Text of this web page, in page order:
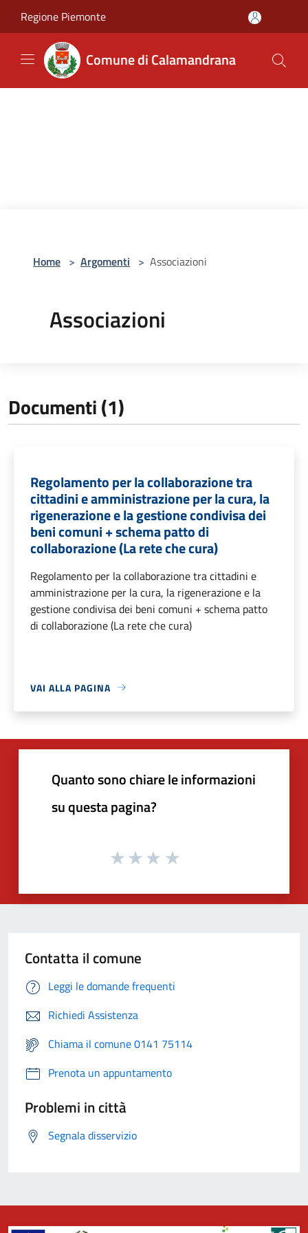
Regione Piemonte
Comune di Calamandrana
Home > Argomenti > Associazioni
Associazioni
Documenti (1)
Regolamento per la collaborazione tra
cittadini e amministrazione per la cura, la
rigenerazione e la gestione condivisa dei
beni comuni + schema patto di
collaborazione (La rete che cura)
Regolamento per la collaborazione tra cittadini e
amministrazione per la cura, la rigenerazione e la
gestione condivisa dei beni comuni + schema patto
di collaborazione (La rete che cura)
VAI ALLA PAGINA
Quanto sono chiare le informazioni
su questa pagina?
Contatta il comune
Leggi le domande frequenti
Richiedi Assistenza
Chiama il comune 0141 75114
Prenota un appuntamento
Problemi in città
Segnala disservizio